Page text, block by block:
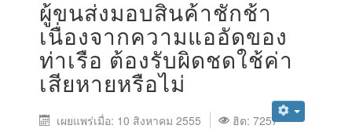
ผู้ขนส่งมอบสินค้าชักช้า
เนื่องจากความแออัดของ
ท่าเรือ ต้องรับผิดชดใช้ค่า
เสียหายหรือไม่
เผยแพร่เมื่อ: 10 สิงหาคม 2555 ฮิต: 7257